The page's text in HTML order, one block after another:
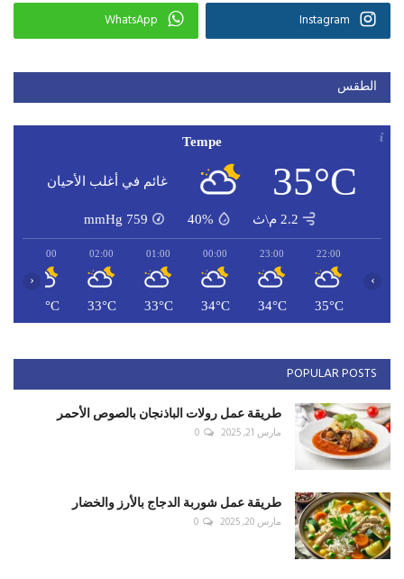
Instagram
WhatsApp
الطقس
Tempe
35°C غائم في أغلب الأحيان
2.2 م\ث 40%
759
mmHg
22:00
35°C
23:00
34°C
00:00
34°C
01:00
33°C
02:00
33°C
03:00
32°C
‹ ›
POPULAR POSTS
طريقة عمل رولات الباذنجان بالصوص الأحمر
مارس 21, 2025 0
طريقة عمل شوربة الدجاج بالأرز والخضار
مارس 20, 2025 0